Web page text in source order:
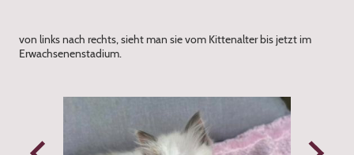
von links nach rechts, sieht man sie vom Kittenalter bis jetzt im
Erwachsenenstadium.